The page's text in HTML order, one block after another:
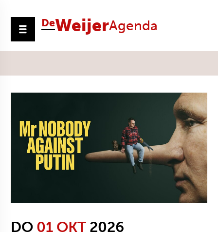
DeWeijerAgenda
DO 01 OKT 2026